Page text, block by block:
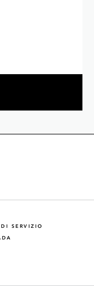
DI SERVIZIO